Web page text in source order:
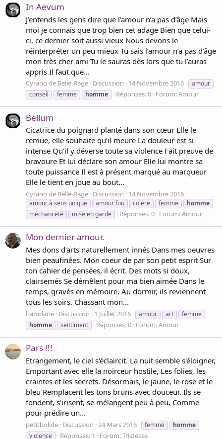
In Aevum
J’entends les gens dire que l’amour n’a pas d’âge Mais
moi je connais que trop bien cet adage Bien que celui-
ci, ce dernier soit aussi vieux Nous devons le
réinterpréter un peu mieux Tu sais l’amour n’a pas d’âge
mon très cher ami Tu le sauras dès lors que tu l’auras
appris Il faut que...
Cyrano de Belle-Rage Discussion 14 Novembre 2016
amour
conseil
femme homme Réponses: 0 Forum:Amour
Bellum
Cicatrice du poignard planté dans son cœur Elle le
remue, elle souhaite qu’il meure La douleur est si
intense Qu’il y déverse toute sa violence Fait preuve de
bravoure Et lui déclare son amour Elle lui montre sa
toute puissance Il est à présent marqué au marqueur
Elle le tient en joue au bout...
Cyrano de Belle-Rage Discussion 14 Novembre 2016
amour à sens unique amour fou colère femme
homme
méchanceté
mise en garde Réponses: 0 Forum:Amour
Mon dernier amour.
Mes dons d'arts naturellement innés Dans mes oeuvres
bien peaufinées. Mon coeur de par son petit esprit Sur
ton cahier de pensées, il écrit. Des mots si doux,
clairsemés Se démêlent pour ma bien aimée Dans le
temps, gravés en mémoire. Au dormir, ils reviennent
tous les soirs. Chassant mon...
hamdane Discussion 1 Juillet 2016 amour art
femme
homme
sentiment Réponses: 0 Forum:Amour
Pars !!!
Etrangement, le ciel s'éclaircit. La nuit semble s'éloigner,
Emportant avec elle la noirceur hostile, Les folies, les
craintes et les secrets. Désormais, le jaune, le rose et le
bleu Remplacent les tons bruns avec douceur. Ils se
fondent, s'irisent, se mélangent peu à peu, Comme
pour prédire un...
petitbolide Discussion 24 Mars 2016 femme
homme
violence
Réponses: 1 Forum:Tristesse